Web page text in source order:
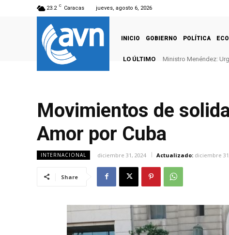
23.2 C Caracas jueves, agosto 6, 2026
INICIO GOBIERNO POLÍTICA
LO ÚLTIMO Ministro Menéndez:
Movimientos de
Amor por Cuba
INTERNACIONAL diciembre 31, 2024 Actualizado: diciembre
Share